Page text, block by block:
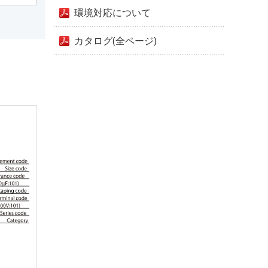
環境対応について
カタログ(全ページ)